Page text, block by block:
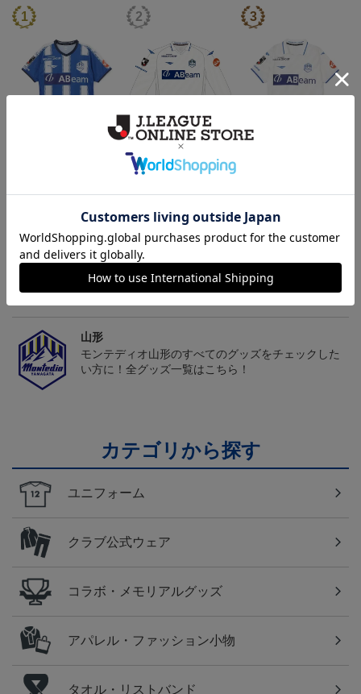
26/27オーセンティックユ
ニフォーム長袖（FP2n
d）
19,800円～24,860円
トピックス
山形
ーやファン必見！
山形
モンテディオ山形のすべてのグッズをチェックした
い方に！全グッズ一覧はこちら！
カテゴリから探す
ユニフォーム
クラブ公式ウェア
コラボ・メモリアルグッズ
アパレル・ファッション小物
タオル・リストバンド